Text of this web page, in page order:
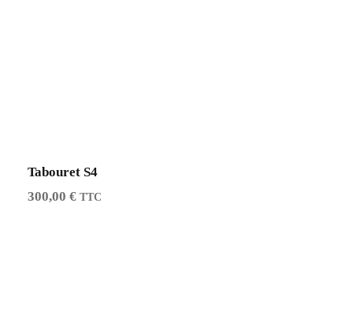
Tabouret S4
300,00 € TTC